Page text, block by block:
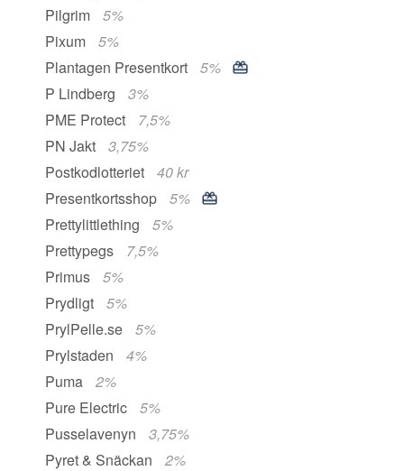
Pilgrim
5%
Pixum
5%
Plantagen Presentkort
5%
P Lindberg
3%
PME Protect
7,5%
PN Jakt
3,75%
Postkodlotteriet
40 kr
Presentkortsshop
5%
Prettylittlething
5%
Prettypegs
7,5%
Primus
5%
Prydligt
5%
PrylPelle.se
5%
Prylstaden
4%
Puma
2%
Pure Electric
5%
Pusselavenyn
3,75%
Pyret & Snäckan
2%